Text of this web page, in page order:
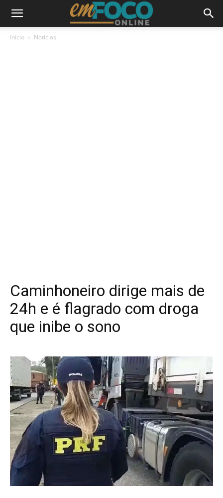
Início Notícias
Caminhoneiro dirige mais de
24h e é flagrado com droga
que inibe o sono